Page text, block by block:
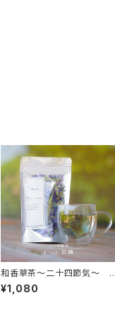
和香草茶～二十四節気～
芒種
¥1,080